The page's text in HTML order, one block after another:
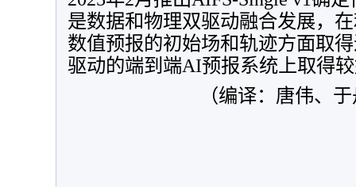
是数据和物理双驱动融合发展，
数值预报的初始场和轨迹方面取
驱动的端到端AI预报系统上取得
（编译：唐伟、于